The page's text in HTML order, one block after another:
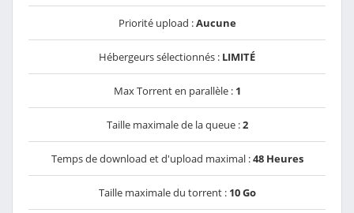
Priorité upload :Aucune
Hébergeurs sélectionnés : LIMITÉ
Max Torrent en parallèle : 1
Taille maximale de la queue :2
Temps de download et d'upload maximal :48 Heures
Taille maximale du torrent : 10 Go